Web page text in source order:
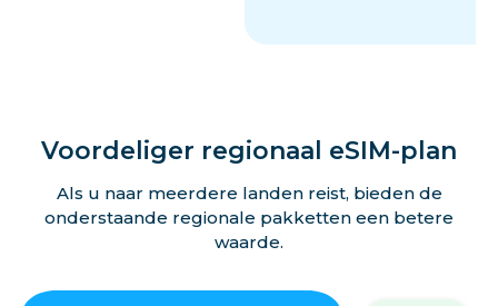
Voordeliger regionaal eSIM-plan
Als u naar meerdere landen reist, bieden de
onderstaande regionale pakketten een betere
waarde.